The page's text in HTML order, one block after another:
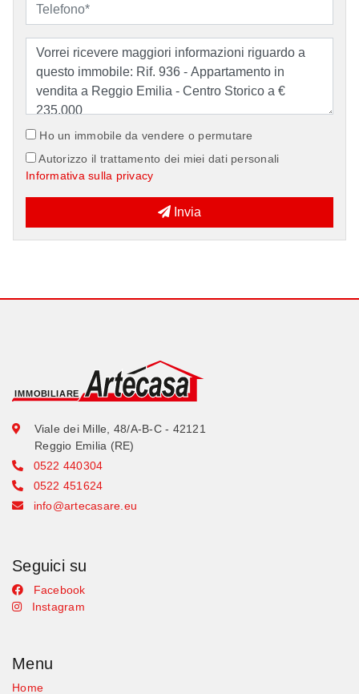
Ho un immobile da vendere o permutare
Autorizzo il trattamento dei miei dati personali
Informativa sulla privacy
Invia
Viale dei Mille, 48/A-B-C - 42121
Reggio Emilia (RE)
0522 440304
0522 451624
info@artecasare.eu
Seguici su
Facebook
Instagram
Menu
Home